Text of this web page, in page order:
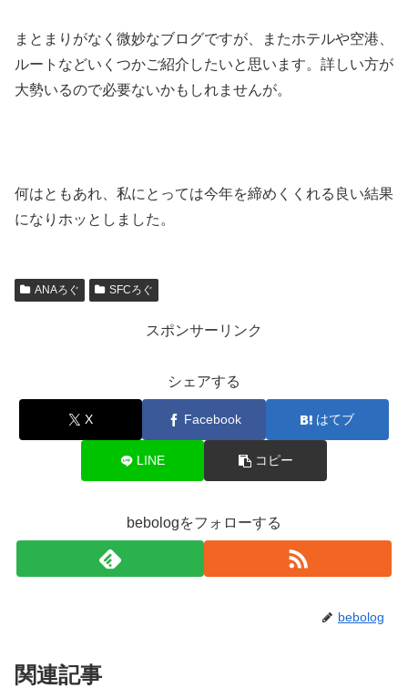
まとまりがなく微妙なブログですが、またホテルや空港、
ルートなどいくつかご紹介したいと思います。詳しい方が
大勢いるので必要ないかもしれませんが。
何はともあれ、私にとっては今年を締めくくれる良い結果
になりホッとしました。
ANAろぐ SFCろぐ
スポンサーリンク
シェアする
X Facebook はてブ
LINE コピー
bebologをフォローする
bebolog
関連記事